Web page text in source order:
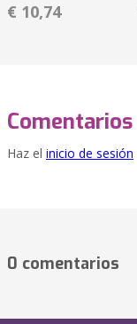
€ 10,74
Comentarios
Haz el inicio de sesión
0 comentarios